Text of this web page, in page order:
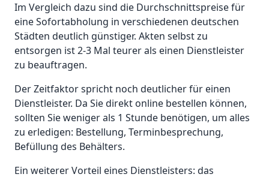
Im Vergleich dazu sind die Durchschnittspreise für
eine Sofortabholung in verschiedenen deutschen
Städten deutlich günstiger. Akten selbst zu
entsorgen ist 2-3 Mal teurer als einen Dienstleister
zu beauftragen.
Der Zeitfaktor spricht noch deutlicher für einen
Dienstleister. Da Sie direkt online bestellen können,
sollten Sie weniger als 1 Stunde benötigen, um alles
zu erledigen: Bestellung, Terminbesprechung,
Befüllung des Behälters.
Ein weiterer Vorteil eines Dienstleisters: das